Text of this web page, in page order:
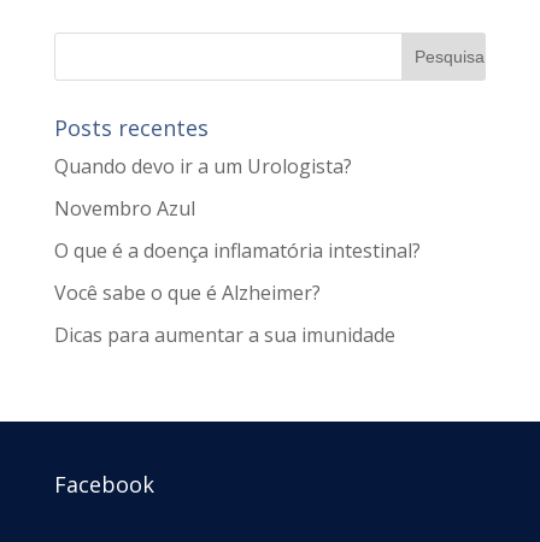
Posts recentes
Quando devo ir a um Urologista?
Novembro Azul
O que é a doença inflamatória intestinal?
Você sabe o que é Alzheimer?
Dicas para aumentar a sua imunidade
Facebook